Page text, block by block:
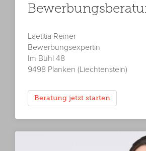
Laetitia Reiner
Bewerbungsexpertin
Im Bühl 48
9498 Planken (Liechtenstein)
Beratung jetzt starten